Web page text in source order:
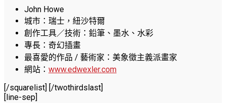
John Howe
城市：瑞士，紐沙特爾
創作工具／技術：鉛筆、墨水、水彩
專長：奇幻插畫
最喜愛的作品 / 藝術家：美象徵主義派畫家
網站： www.edwexler.com
[/squarelist] [/twothirdslast]
[line-sep]